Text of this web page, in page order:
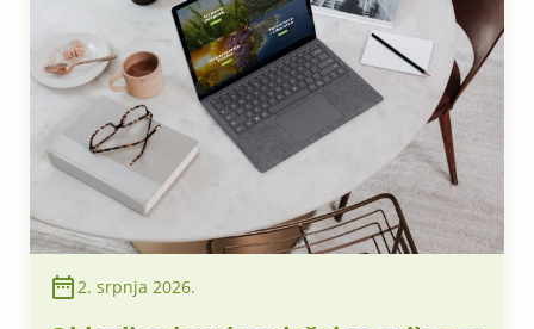
2. srpnja 2026.